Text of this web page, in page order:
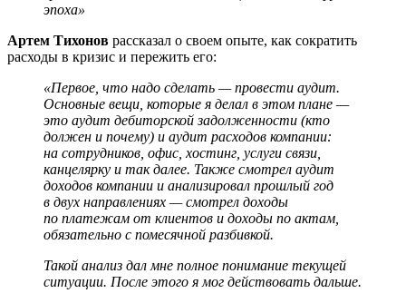
эпоха»
Артем Тихонов рассказал о своем опыте, как сократить
расходы в кризис и пережить его:
«Первое, что надо сделать — провести аудит.
Основные вещи, которые я делал в этом плане —
это аудит дебиторской задолженности (кто
должен и почему) и аудит расходов компании:
на сотрудников, офис, хостинг, услуги связи,
канцелярку и так далее. Также смотрел аудит
доходов компании и анализировал прошлый год
в двух направлениях — смотрел доходы
по платежам от клиентов и доходы по актам,
обязательно с помесячной разбивкой.
Такой анализ дал мне полное понимание текущей
ситуации. После этого я мог действовать дальше.